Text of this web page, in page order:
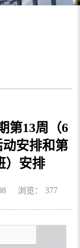
第13周（6
安排和第
）安排
浏览： 377